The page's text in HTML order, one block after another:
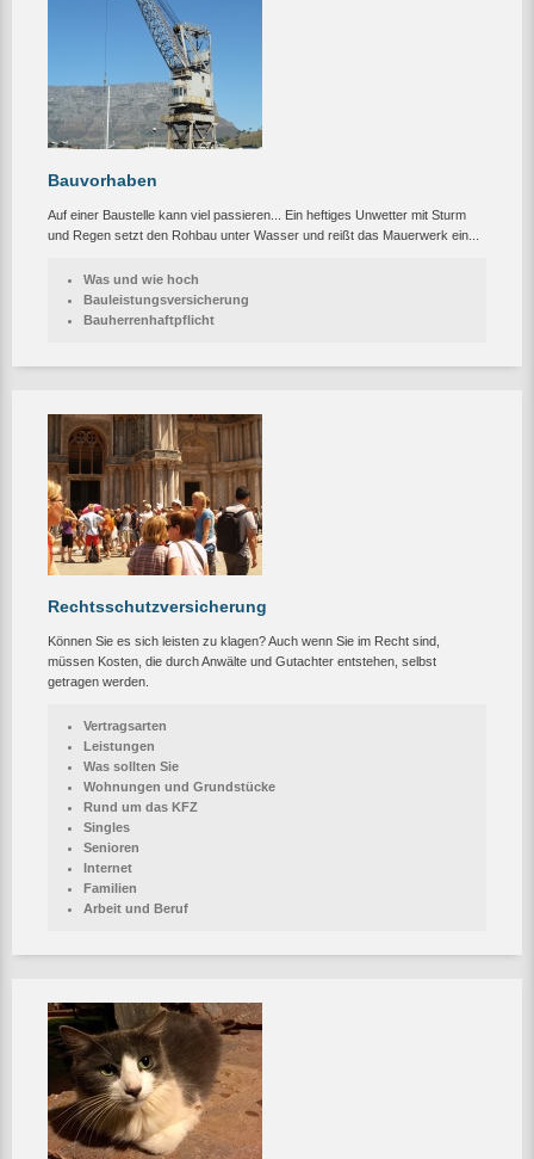
Bauvorhaben
Auf einer Baustelle kann viel passieren... Ein heftiges Unwetter mit Sturm
und Regen setzt den Rohbau unter Wasser und reißt das Mauerwerk ein...
Was und wie hoch
Bauleistungsversicherung
Bauherrenhaftpflicht
Rechtsschutzversicherung
Können Sie es sich leisten zu klagen? Auch wenn Sie im Recht sind,
müssen Kosten, die durch Anwälte und Gutachter entstehen, selbst
getragen werden.
Vertragsarten
Leistungen
Was sollten Sie
Wohnungen und Grundstücke
Rund um das KFZ
Singles
Senioren
Internet
Familien
Arbeit und Beruf